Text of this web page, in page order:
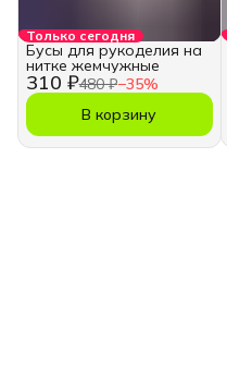
Только сегодня
310 ₽480 ₽−35%
Бусы для рукоделия на
нитке жемчужные
В корзину